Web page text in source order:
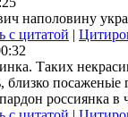
наполовину
с цитатой |
Таких
близко посаженьіе
россиянка в